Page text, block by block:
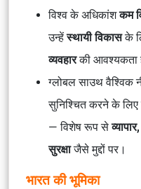
विश्व के अधिकांशकम
उन्हेंस्थायी विकासके
व्यवहारकी आवश्यकता
ग्लोबल साउथ वैश्विक
सुनिश्चित करने के
— विशेष रूप से
सुरक्षाजैसे मुद्दों पर।
भारत की भूमिका